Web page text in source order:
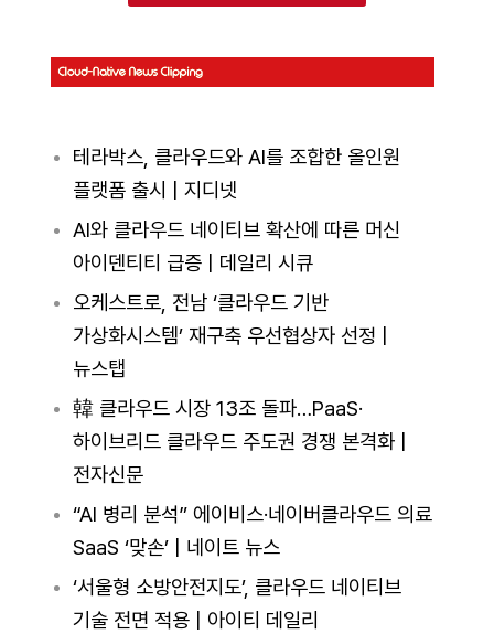
테라박스, 클라우드와 AI를 조합한 올인원
플랫폼 출시 | 지디넷
AI와 클라우드 네이티브 확산에 따른 머신
아이덴티티 급증 | 데일리 시큐
오케스트로, 전남 ‘클라우드 기반
가상화시스템’ 재구축 우선협상자 선정 |
뉴스탭
韓 클라우드 시장 13조 돌파…PaaS·
하이브리드 클라우드 주도권 경쟁 본격화 |
전자신문
“AI 병리 분석” 에이비스·네이버클라우드 의료
SaaS ‘맞손’ | 네이트 뉴스
‘서울형 소방안전지도’, 클라우드 네이티브
기술 전면 적용 | 아이티 데일리